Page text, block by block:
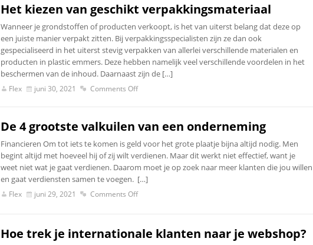
Het kiezen van geschikt verpakkingsmateriaal
Wanneer je grondstoffen of producten verkoopt, is het van uiterst belang dat deze op
een juiste manier verpakt zitten. Bij verpakkingsspecialisten zijn ze dan ook
gespecialiseerd in het uiterst stevig verpakken van allerlei verschillende materialen en
producten in plastic emmers. Deze hebben namelijk veel verschillende voordelen in het
beschermen van de inhoud. Daarnaast zijn de […]
Flex juni 30, 2021 Comments Off
De 4 grootste valkuilen van een onderneming
Financieren Om tot iets te komen is geld voor het grote plaatje bijna altijd nodig. Men
begint altijd met hoeveel hij of zij wilt verdienen. Maar dit werkt niet effectief, want je
weet niet wat je gaat verdienen. Daarom moet je op zoek naar meer klanten die jou willen
en gaat verdiensten samen te voegen. […]
Flex juni 29, 2021 Comments Off
Hoe trek je internationale klanten naar je webshop?